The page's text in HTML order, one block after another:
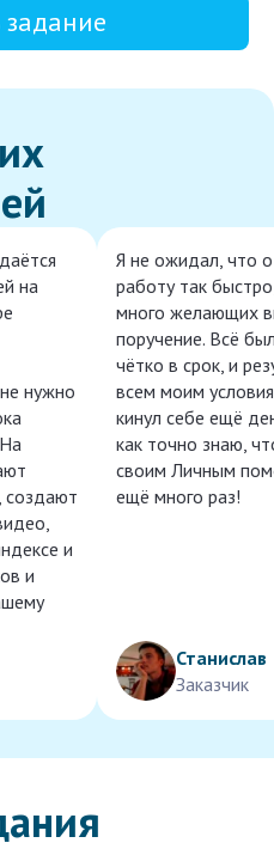
задание
на
нужно
создают
и
и
Я не ожидал, что
работу так
много желающих
поручение. Всё
чётко в срок, и
всем моим
кинул себе ещё
как точно знаю,
своим Личным
ещё много раз!
Станислав
Заказчик